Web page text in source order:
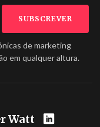
de marketing
em qualquer altura.
Watt